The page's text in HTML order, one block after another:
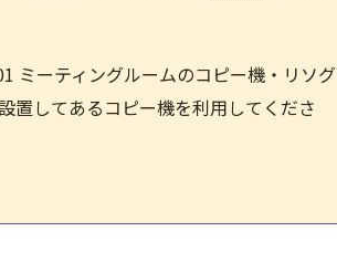
ーティングルームのコピー機・リソグ
置してあるコピー機を利用してくださ